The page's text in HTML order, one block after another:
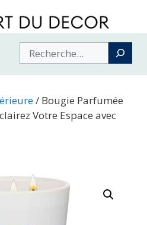
Buscar
/ Bougie Parfumée
Votre Espace avec